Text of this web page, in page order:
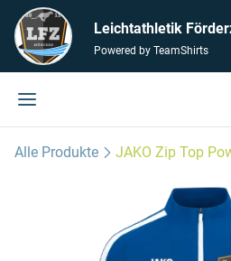
Leichtathletik
Powered by TeamShirts
Alle Produkte JAKO Zip Top